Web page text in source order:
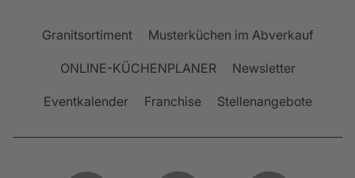
Granitsortiment Musterküchen im Abverkauf
ONLINE-KÜCHENPLANER Newsletter
Eventkalender Franchise Stellenangebote